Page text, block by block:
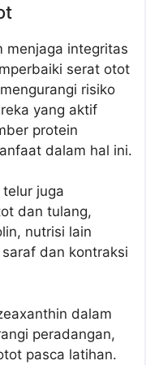
menjaga integritas
serat otot
risiko
yang aktif
protein
dalam hal ini.
juga
dan tulang,
nutrisi lain
dan kontraksi
dalam
peradangan,
pasca latihan.